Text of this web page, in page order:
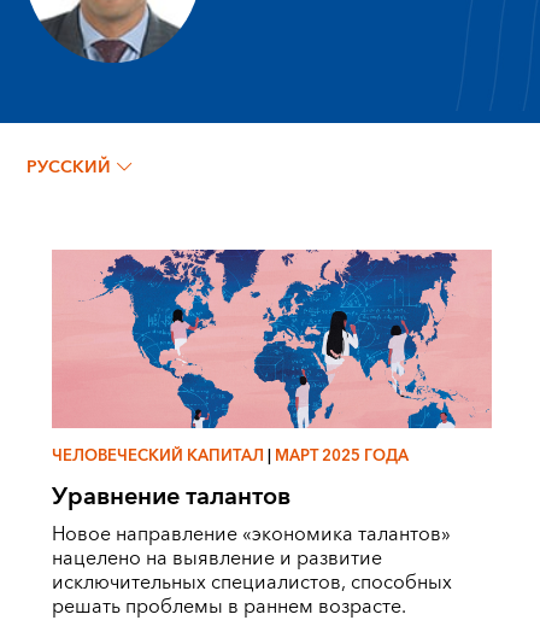
РУЧИР АГАРВАЛ
РУССКИЙ
ЧЕЛОВЕЧЕСКИЙ КАПИТАЛ|МАРТ 2025 ГОДА
Уравнение талантов
Новое направление «экономика талантов»
нацелено на выявление и развитие
исключительных специалистов, способных
решать проблемы в раннем возрасте.